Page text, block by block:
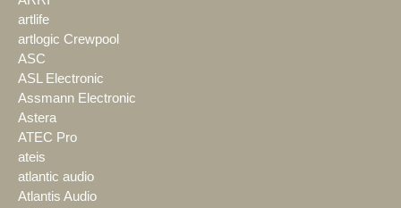
artlife
artlogic Crewpool
ASC
ASL Electronic
Assmann Electronic
Astera
ATEC Pro
ateis
atlantic audio
Atlantis Audio